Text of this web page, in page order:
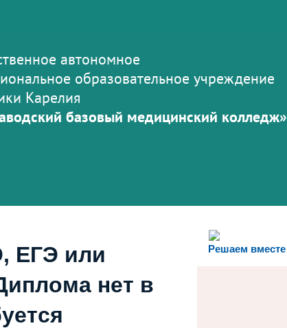
автономное
образовательное учреждение
Карелия
базовый медицинский колледж»
Решаем вместе
ЕГЭ или
нет в